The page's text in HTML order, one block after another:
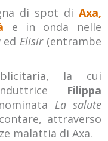
di spot di Axa,
e in onda nelle
ed Elisir (entrambe
la cui
Filippa
La salute
attraverso
malattia di Axa.